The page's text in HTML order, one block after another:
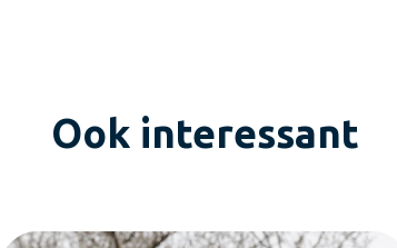
Ook interessant